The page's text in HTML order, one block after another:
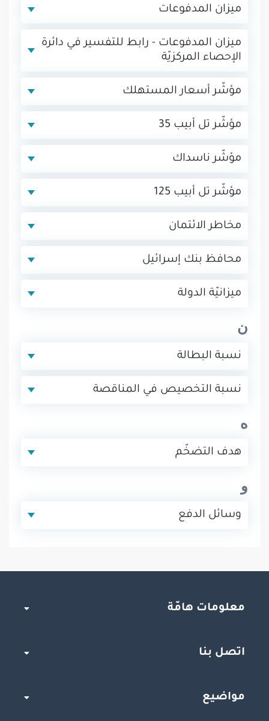
ميزان المدفوعات
ميزان المدفوعات - رابط للتفسير في دائرة
الإحصاء المركزيّة
مؤشّر أسعار المستهلك
مؤشّر تل أبيب 35
مؤشّر ناسداك
مؤشّر تل أبيب 125
مخاطر الائتمان
محافظ بنك إسرائيل
ميزانيّة الدولة
ن
نسبة البطالة
نسبة التخصيص في المناقصة
ه
هدف التضخّم
و
وسائل الدفع
معلومات هامّة
اتصل بنا
مواضيع